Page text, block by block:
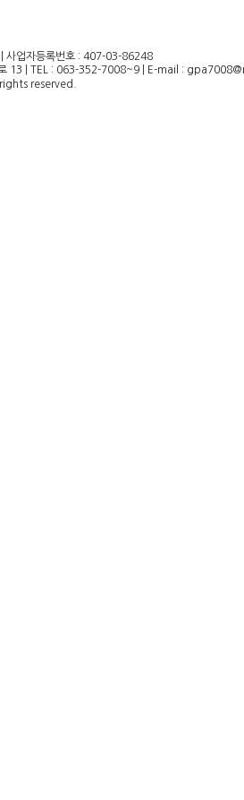
| 사업자등록번호 : 407-03-86248
로 13 | TEL : 063-352-7008~9 | E-mail :
reserved.